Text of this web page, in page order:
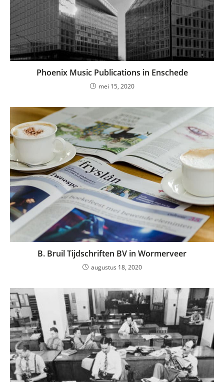
Phoenix Music Publications in Enschede
mei 15, 2020
B. Bruil Tijdschriften BV in Wormerveer
augustus 18, 2020